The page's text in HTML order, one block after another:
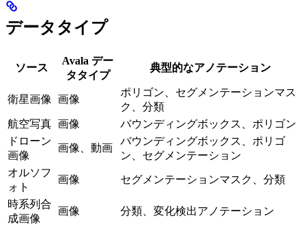
データタイプ
ソース
Avala デー
タタイプ
典型的なアノテーション
衛星画像 画像
ポリゴン、セグメンテーションマス
ク、分類
航空写真 画像
バウンディングボックス、ポリゴン
ドローン
画像
画像、動画
バウンディングボックス、ポリゴ
ン、セグメンテーション
オルソフ
ォト
画像 セグメンテーションマスク、分類
時系列合
成画像
画像 分類、変化検出アノテーション